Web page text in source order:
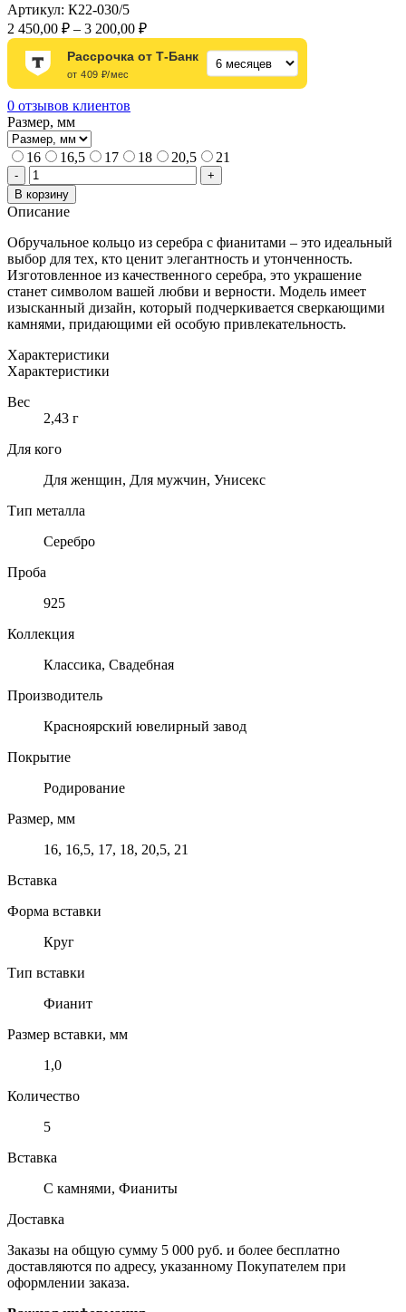
Артикул: К22-030/5
2 450,00 ₽ – 3 200,00 ₽Диапазон
цен:
2
–
Рассрочка от Т-Банк
от 409 ₽/мес
0 отзывов клиентов
Размер, мм
16 16,5 17 18 20,5 21
-
Количество
товара
ОБРУЧАЛЬНОЕ
КОЛЬЦО
ИЗ
СЕРЕБРА
С
ФИАНИТАМИ
+
В корзину
Описание
Обручальное кольцо из серебра с фианитами – это идеальный
выбор для тех, кто ценит элегантность и утонченность.
Изготовленное из качественного серебра, это украшение
станет символом вашей любви и верности. Модель имеет
изысканный дизайн, который подчеркивается сверкающими
камнями, придающими ей особую привлекательность.
Характеристики
Характеристики
Вес
2,43 г
Для кого
Для женщин, Для мужчин, Унисекс
Тип металла
Серебро
Проба
925
Коллекция
Классика, Свадебная
Производитель
Красноярский ювелирный завод
Покрытие
Родирование
Размер, мм
16, 16,5, 17, 18, 20,5, 21
Вставка
Форма вставки
Круг
Тип вставки
Фианит
Размер вставки, мм
1,0
Количество
5
Вставка
С камнями, Фианиты
Доставка
Заказы на общую сумму 5 000 руб. и более бесплатно
доставляются по адресу, указанному Покупателем при
оформлении заказа.